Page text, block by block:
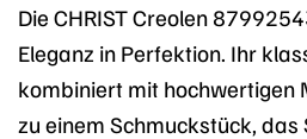
Die CHRIST Creolen
Eleganz in Perfektion. Ihr
kombiniert mit hochwertigen
zu einem Schmuckstück, das